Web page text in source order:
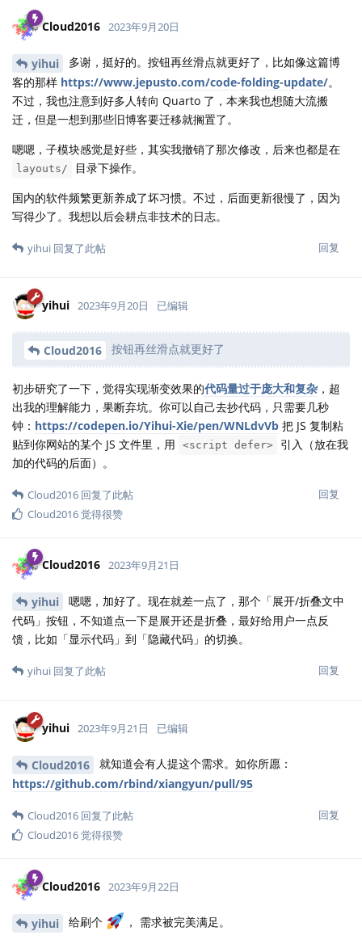
Cloud2016 2023年9月20日
yihui
多谢，挺好的。按钮再丝滑点就更好了，比如像这篇博
客的那样 https://www.jepusto.com/code-folding-update/。
不过，我也注意到好多人转向 Quarto 了，本来我也想随大流搬
迁，但是一想到那些旧博客要迁移就搁置了。
嗯嗯，子模块感觉是好些，其实我撤销了那次修改，后来也都是在
layouts/
目录下操作。
国内的软件频繁更新养成了坏习惯。不过，后面更新很慢了，因为
写得少了。我想以后会耕点非技术的日志。
回复
yihui 回复了此帖
yihui 2023年9月20日 已编辑
Cloud2016 按钮再丝滑点就更好了
初步研究了一下，觉得实现渐变效果的代码量过于庞大和复杂 ，超
出我的理解能力，果断弃坑。你可以自己去抄代码，只需要几秒
钟： https://codepen.io/Yihui-Xie/pen/WNLdvVb 把 JS 复制粘
贴到你网站的某个 JS 文件里，用
<script defer>
引入（放在我
加的代码的后面）。
回复
Cloud2016 回复了此帖
Cloud2016觉得很赞
Cloud2016 2023年9月21日
yihui
嗯嗯，加好了。现在就差一点了，那个「展开/折叠文中
代码」按钮，不知道点一下是展开还是折叠，最好给用户一点反
馈，比如「显示代码」到「隐藏代码」的切换。
回复
yihui 回复了此帖
yihui 2023年9月21日 已编辑
Cloud2016
就知道会有人提这个需求。如你所愿：
https://github.com/rbind/xiangyun/pull/95
回复
Cloud2016 回复了此帖
Cloud2016觉得很赞
Cloud2016 2023年9月22日
yihui 给刷个 ， 需求被完美满足。